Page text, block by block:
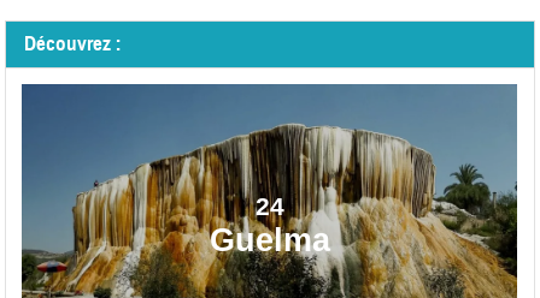
Découvrez :
24
Guelma